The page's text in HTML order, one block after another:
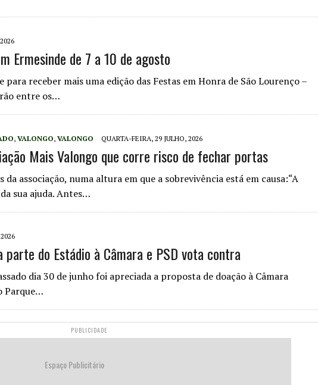
Ermesinde de 7 a 10 de agosto
receber mais uma edição das Festas em Honra de São Lourenço –
entre os…
, VALONGO, VALONGO QUARTA-FEIRA, 29 JULHO, 2026
Mais Valongo que corre risco de fechar portas
da associação, numa altura em que a sobrevivência está em causa:“A
sua ajuda. Antes…
parte do Estádio à Câmara e PSD vota contra
dia 30 de junho foi apreciada a proposta de doação à Câmara
Parque…
PUBLICIDADE
Espaço Publicitário